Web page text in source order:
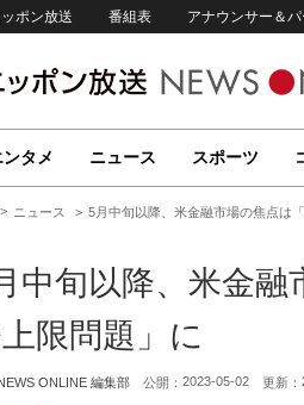
ポン放送 番組表 アナウンサー＆
ンタメ ニュース スポーツ
ニュース 5月中旬以降、米金融市場の焦点は
中旬以降、米金
限問題」に
ONLINE 編集部 公開： 2023-05-02 更新：